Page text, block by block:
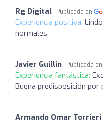
Rg Digital Publicada en
Experiencia positiva:
normales.
Javier Guillin Publicada en
Experiencia fantástica:
Buena predisposición
Armando Omar Torrieri